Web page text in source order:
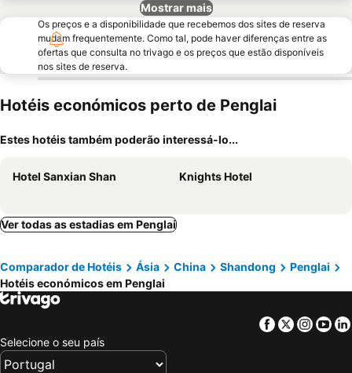
Mostrar mais
Os preços e a disponibilidade que recebemos dos sites de reserva
mudam frequentemente. Como tal, pode haver diferenças entre as
ofertas que consulta no trivago e os preços que estão disponíveis
nos sites de reserva.
Hotéis económicos perto de Penglai
Estes hotéis também poderão interessá-lo...
Hotel Sanxian Shan Knights Hotel
Ver todas as estadias em Penglai
Comparador de Hotéis Ásia China Shandong
Penglai
Hotéis económicos em Penglai
Facebook
Twitter
Selecione o seu país